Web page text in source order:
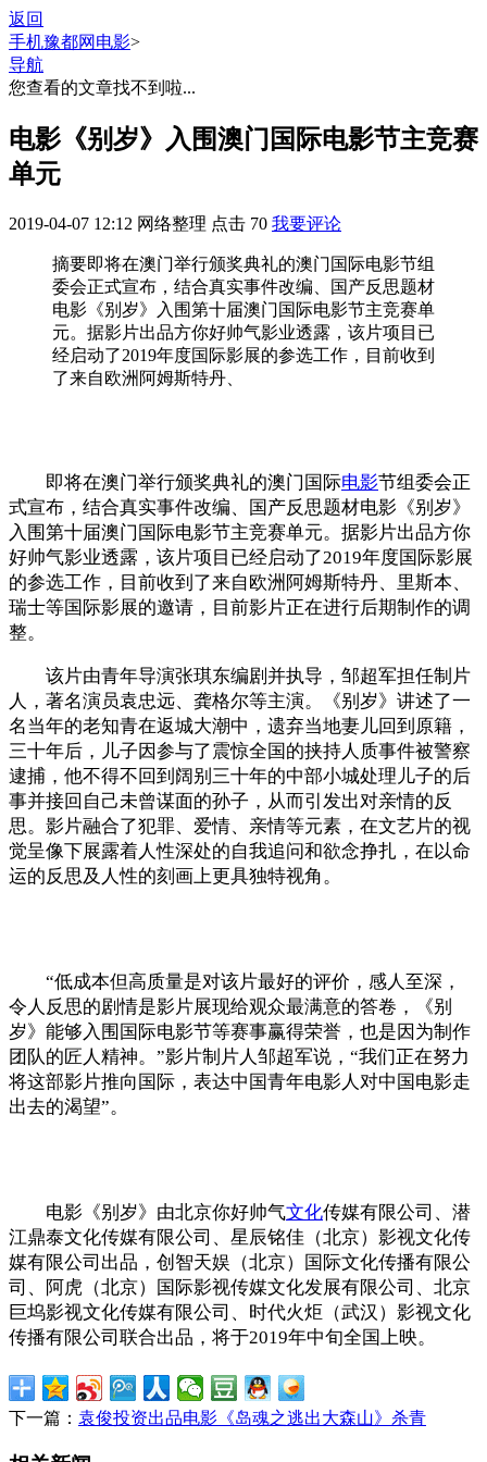
返回
手机豫都网 电影>
导航
您查看的文章找不到啦...
电影《别岁》入围澳门国际电影节主竞赛
单元
2019-04-07 12:12 网络整理 点击 70 我要评论
摘要即将在澳门举行颁奖典礼的澳门国际电影节组
委会正式宣布，结合真实事件改编、国产反思题材
电影《别岁》入围第十届澳门国际电影节主竞赛单
元。据影片出品方你好帅气影业透露，该片项目已
经启动了2019年度国际影展的参选工作，目前收到
了来自欧洲阿姆斯特丹、
即将在澳门举行颁奖典礼的澳门国际电影节组委会正
式宣布，结合真实事件改编、国产反思题材电影《别岁》
入围第十届澳门国际电影节主竞赛单元。据影片出品方你
好帅气影业透露，该片项目已经启动了2019年度国际影展
的参选工作，目前收到了来自欧洲阿姆斯特丹、里斯本、
瑞士等国际影展的邀请，目前影片正在进行后期制作的调
整。
该片由青年导演张琪东编剧并执导，邹超军担任制片
人，著名演员袁忠远、龚格尔等主演。《别岁》讲述了一
名当年的老知青在返城大潮中，遗弃当地妻儿回到原籍，
三十年后，儿子因参与了震惊全国的挟持人质事件被警察
逮捕，他不得不回到阔别三十年的中部小城处理儿子的后
事并接回自己未曾谋面的孙子，从而引发出对亲情的反
思。影片融合了犯罪、爱情、亲情等元素，在文艺片的视
觉呈像下展露着人性深处的自我追问和欲念挣扎，在以命
运的反思及人性的刻画上更具独特视角。
“低成本但高质量是对该片最好的评价，感人至深，
令人反思的剧情是影片展现给观众最满意的答卷，《别
岁》能够入围国际电影节等赛事赢得荣誉，也是因为制作
团队的匠人精神。”影片制片人邹超军说，“我们正在努力
将这部影片推向国际，表达中国青年电影人对中国电影走
出去的渴望”。
电影《别岁》由北京你好帅气文化传媒有限公司、潜
江鼎泰文化传媒有限公司、星辰铭佳（北京）影视文化传
媒有限公司出品，创智天娱（北京）国际文化传播有限公
司、阿虎（北京）国际影视传媒文化发展有限公司、北京
巨坞影视文化传媒有限公司、时代火炬（武汉）影视文化
传播有限公司联合出品，将于2019年中旬全国上映。
下一篇： 袁俊投资出品电影《岛魂之逃出大森山》杀青